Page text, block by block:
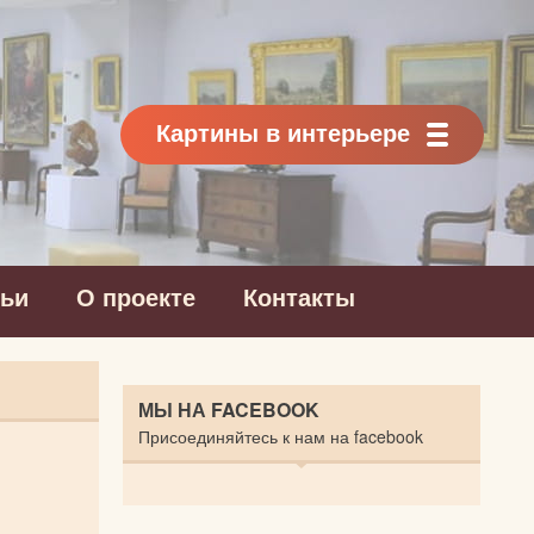
Картины в интерьере
О проекте Контакты
МЫ НА FACEBOOK
Присоединяйтесь к нам на facebook